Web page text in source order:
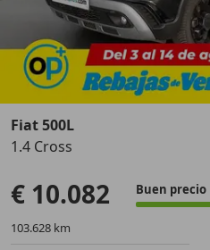
Anterior
Fiat 500L
1.4 Cross
€ 10.082 Buen precio
103.628 km